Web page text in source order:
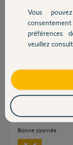
Devis avec
Contact
Patientez, un
Bonne soirée !
Nous allons
de nouveau l'activer
Bonne journée
Vous
préférences
veuillez